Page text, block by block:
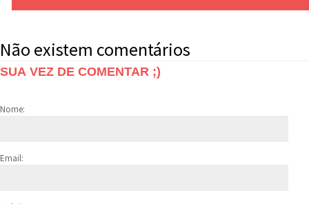
Não existem comentários
SUA VEZ DE COMENTAR ;)
Nome:
Email: